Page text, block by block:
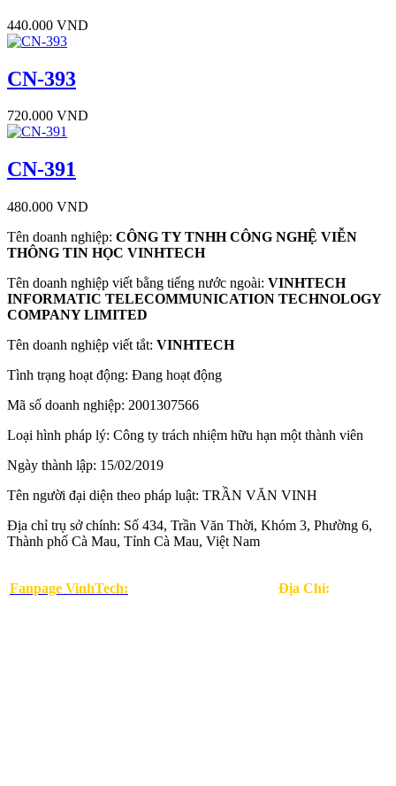
440.000 VND
CN-393
720.000 VND
CN-391
480.000 VND
Tên doanh nghiệp: CÔNG TY TNHH CÔNG NGHỆ VIỄN
THÔNG TIN HỌC VINHTECH
Tên doanh nghiệp viết bằng tiếng nước ngoài: VINHTECH
INFORMATIC TELECOMMUNICATION TECHNOLOGY
COMPANY LIMITED
Tên doanh nghiệp viết tắt: VINHTECH
Tình trạng hoạt động: Đang hoạt động
Mã số doanh nghiệp: 2001307566
Loại hình pháp lý: Công ty trách nhiệm hữu hạn một thành viên
Ngày thành lập: 15/02/2019
Tên người đại diện theo pháp luật: TRẦN VĂN VINH
Địa chỉ trụ sở chính: Số 434, Trần Văn Thời, Khóm 3, Phường 6,
Thành phố Cà Mau, Tỉnh Cà Mau, Việt Nam
Fanpage VinhTech: Địa Chỉ: